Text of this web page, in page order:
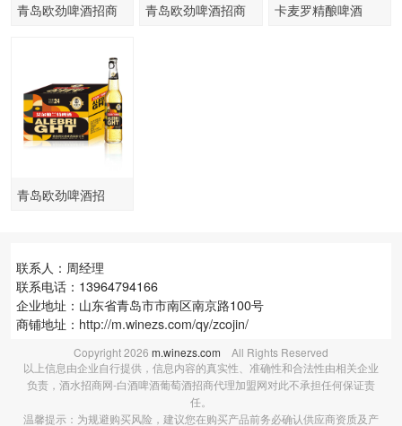
青岛欧劲啤酒招商 青岛欧劲啤酒招商 卡麦罗精酿啤酒
青岛欧劲啤酒招
联系人：周经理
联系电话：13964794166
企业地址：山东省青岛市市南区南京路100号
商铺地址： http://m.winezs.com/qy/zcojin/
Copyright2026 m.winezs.com All Rights Reserved
以上信息由企业自行提供，信息内容的真实性、准确性和合法性由相关企业
负责，酒水招商网-白酒啤酒葡萄酒招商代理加盟网对此不承担任何保证责
任。
温馨提示：为规避购买风险，建议您在购买产品前务必确认供应商资质及产